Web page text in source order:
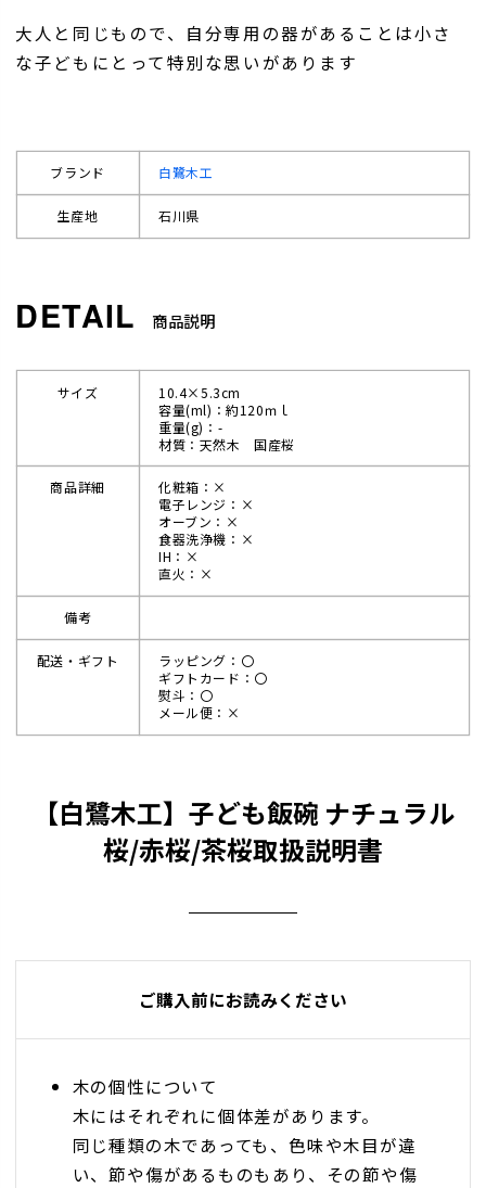
大人と同じもので、自分専用の器があることは小さ
な子どもにとって特別な思いがあります
ブランド 白鷺木工
生産地 石川県
商品説明
サイズ
10.4×5.3cm
容量(ml)：約120ｍｌ
重量(g)：-
材質：天然木 国産桜
商品詳細
化粧箱：×
電子レンジ：×
オーブン：×
食器洗浄機：×
IH：×
直火：×
備考
配送・ギフト
ラッピング：〇
ギフトカード：〇
熨斗：〇
メール便：×
【白鷺木工】子ども飯碗 ナチュラル
桜/赤桜/茶桜取扱説明書
ご購入前にお読みください
木の個性について
木にはそれぞれに個体差があります。
同じ種類の木であっても、色味や木目が違
い、節や傷があるものもあり、その節や傷